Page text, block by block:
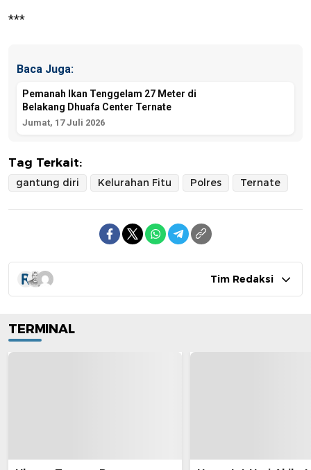
***
Baca Juga:
Pemanah Ikan Tenggelam 27 Meter di
Belakang Dhuafa Center Ternate
Jumat, 17 Juli 2026
Tag Terkait:
gantung diri Kelurahan Fitu Polres Ternate
Tim Redaksi
TERMINAL